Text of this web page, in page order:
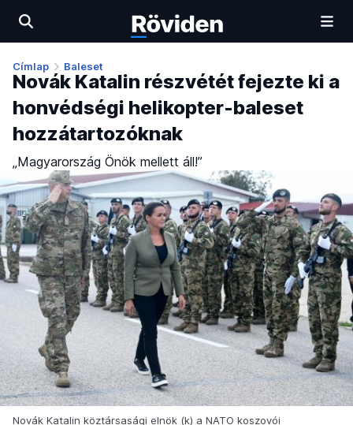
Címlap Baleset
Novák Katalin részvétét fejezte ki a
honvédségi helikopter-baleset
hozzátartozóknak
„Magyarország Önök mellett áll!”
Novák Katalin köztársasági elnök (k) a NATO koszovói